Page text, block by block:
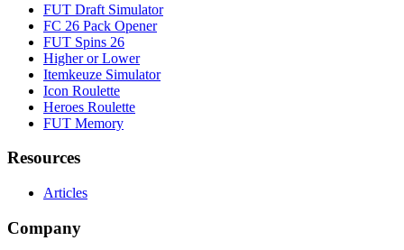
FUT Draft Simulator
FC 26 Pack Opener
FUT Spins 26
Higher or Lower
Itemkeuze Simulator
Icon Roulette
Heroes Roulette
FUT Memory
Resources
Articles
Company